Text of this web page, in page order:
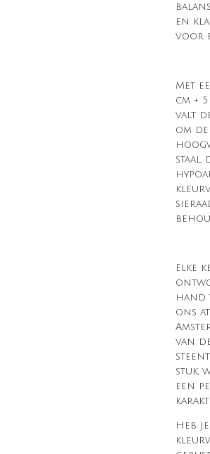
en
voor
Met
cm +
valt
om
staal,
Elke
hand
ons
van
stuk,
een
Heb